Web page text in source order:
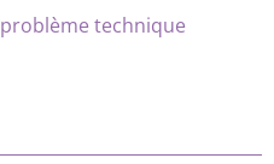
technique